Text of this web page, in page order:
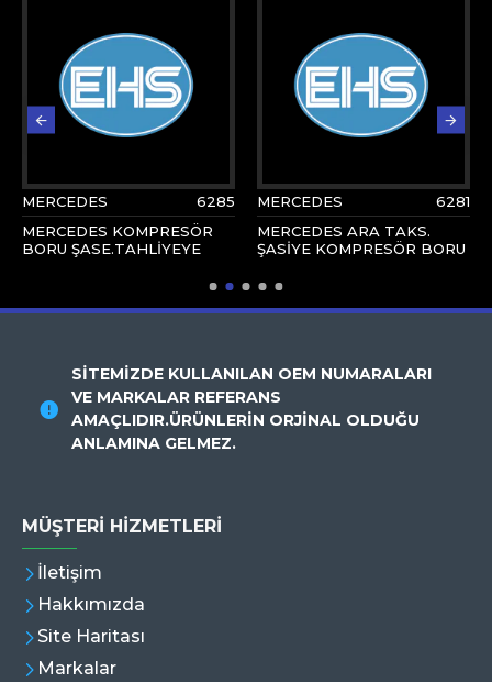
MERCEDES
6285
MERCEDES KOMPRESÖR
BORU ŞASE.TAHLİYEYE
MERCEDES
6281
MERCEDES ARA TAKS.
ŞASİYE KOMPRESÖR BORU
SİTEMİZDE KULLANILAN OEM NUMARALARI
VE MARKALAR REFERANS
AMAÇLIDIR.ÜRÜNLERİN ORJİNAL OLDUĞU
ANLAMINA GELMEZ.
MÜŞTERI HIZMETLERI
İletişim
Hakkımızda
Site Haritası
Markalar